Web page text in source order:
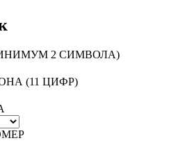
2 СИМВОЛА)
(11 ЦИФР)